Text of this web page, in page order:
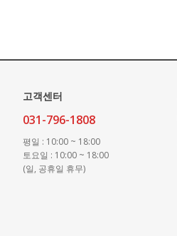
고객센터
031-796-1808
평일 : 10:00 ~ 18:00
토요일 : 10:00 ~ 18:00
(일, 공휴일 휴무)